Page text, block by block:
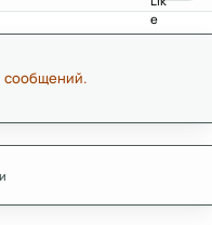
сообщений.